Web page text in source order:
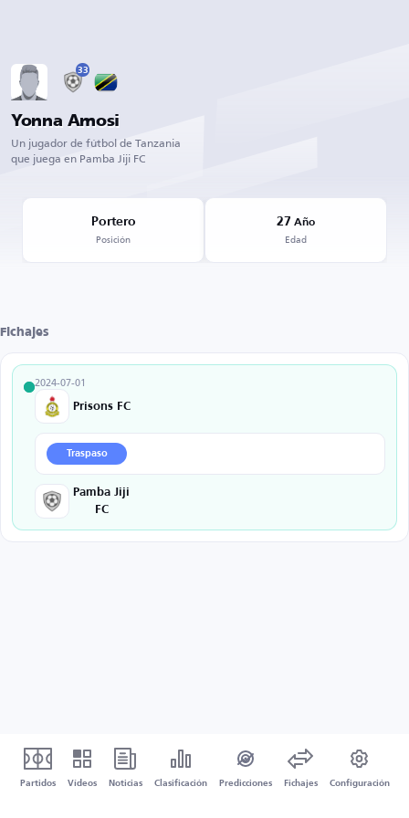
33
Yonna Amosi
Un jugador de fútbol de Tanzania
que juega en Pamba Jiji FC
Portero
Posición
27 Año
Edad
Fichajes
2024-07-01
Prisons FC
Traspaso
Pamba Jiji
FC
Partidos Vídeos Noticias Clasificación Predicciones Fichajes Configuración